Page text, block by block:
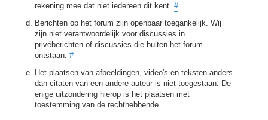
rekening mee dat niet iedereen dit kent. #
Berichten op het forum zijn openbaar toegankelijk. Wij
zijn niet verantwoordelijk voor discussies in
privéberichten of discussies die buiten het forum
ontstaan. #
Het plaatsen van afbeeldingen, video's en teksten anders
dan citaten van een andere auteur is niet toegestaan. De
enige uitzondering hierop is het plaatsen met
toestemming van de rechthebbende.